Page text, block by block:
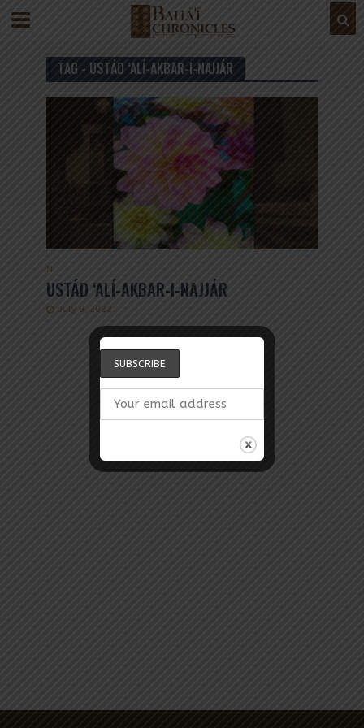
TAG - USTÁD ‘ALÍ-AKBAR-I-NAJJÁR
N
USTÁD ‘ALÍ-AKBAR-I-NAJJÁR
July 9, 2022